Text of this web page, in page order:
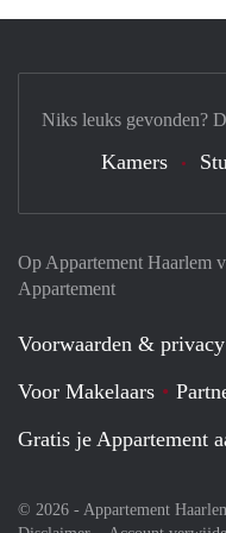
Op Appartement Haarlem
Appartement
Voorwaarden & privacy
Voor Makelaars
Gratis je Appartement
© 2026 - Appartement
Niks leuks gevonden?
Kamers